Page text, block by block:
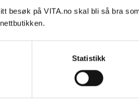
besøk på VITA.no skal bli så bra
Statistikk